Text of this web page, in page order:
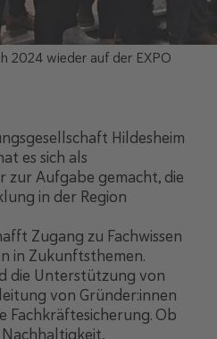
2024 wieder auf der EXPO
Hildesheim
es sich als
zur Aufgabe gemacht, die
in der Region
Zugang zu Fachwissen
in Zukunftsthemen.
die Unterstützung von
von Gründer:innen
Fachkräftesicherung. Ob